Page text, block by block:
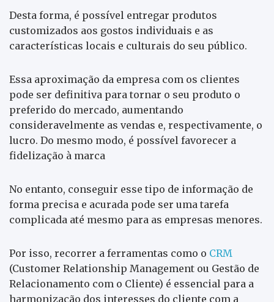
Desta forma, é possível entregar produtos
customizados aos gostos individuais e as
características locais e culturais do seu público.
Essa aproximação da empresa com os clientes
pode ser definitiva para tornar o seu produto o
preferido do mercado, aumentando
consideravelmente as vendas e, respectivamente, o
lucro. Do mesmo modo, é possível favorecer a
fidelização à marca
No entanto, conseguir esse tipo de informação de
forma precisa e acurada pode ser uma tarefa
complicada até mesmo para as empresas menores.
Por isso, recorrer a ferramentas como o CRM
(Customer Relationship Management ou Gestão de
Relacionamento com o Cliente) é essencial para a
harmonização dos interesses do cliente com a